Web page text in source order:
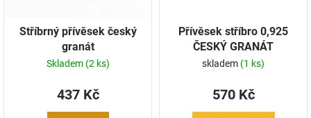
Stříbrný přívěsek český
granát
Skladem (2 ks)
437 Kč
Přívěsek stříbro 0,925
ČESKÝ GRANÁT
skladem (1 ks)
570 Kč